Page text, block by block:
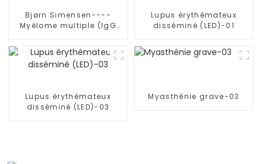
Bjørn Simensen----
Myélome multiple (IgG
Lupus érythémateux
disséminé (LED)-01
Lupus érythémateux
disséminé (LED)-03
Myasthénie grave-03